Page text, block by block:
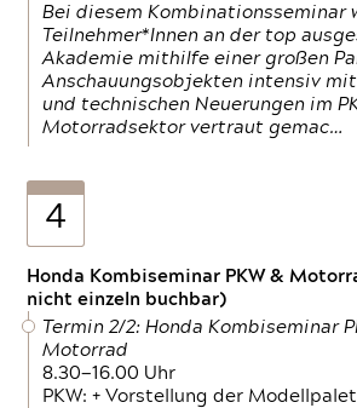
Bei diesem Kombinationsseminar
Teilnehmer*Innen an der top
Akademie mithilfe einer großen
Anschauungsobjekten intensiv
und technischen Neuerungen im
Motorradsektor vertraut gemac…
4
Honda Kombiseminar PKW &
nicht einzeln buchbar)
Termin 2/2: Honda Kombiseminar
Motorrad
8.30—16.00 Uhr
PKW: + Vorstellung der